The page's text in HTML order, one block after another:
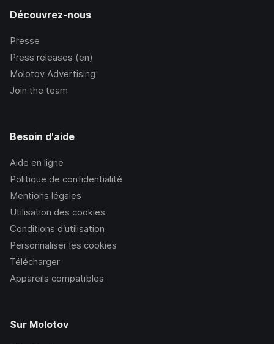
Découvrez-nous
Presse
Press releases (en)
Molotov Advertising
Join the team
Besoin d'aide
Aide en ligne
Politique de confidentialité
Mentions légales
Utilisation des cookies
Conditions d’utilisation
Personnaliser les cookies
Télécharger
Appareils compatibles
Sur Molotov